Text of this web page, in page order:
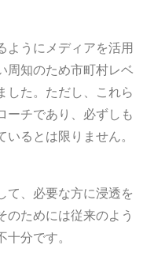
ようにメディアを活用
周知のため市町村レベ
した。ただし、これら
ーチであり、必ずしも
るとは限りません。
て、必要な方に浸透を
のためには従来のよう
分です。